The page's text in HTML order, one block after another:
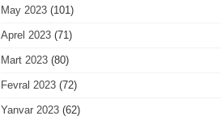
May 2023(101)
Aprel 2023(71)
Mart 2023(80)
Fevral 2023(72)
Yanvar 2023(62)